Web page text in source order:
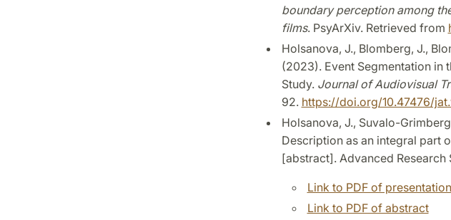
boundary perception among
films. PsyArXiv. Retrieved from
Holsanova, J., Blomberg, J.,
(2023). Event Segmentation in
Study. Journal of Audiovisual
92. https://doi.org/10.47476/
Holsanova, J., Suvalo-
Description as an integral part
[abstract]. Advanced
Link to PDF of presentation
Link to PDF of abstract